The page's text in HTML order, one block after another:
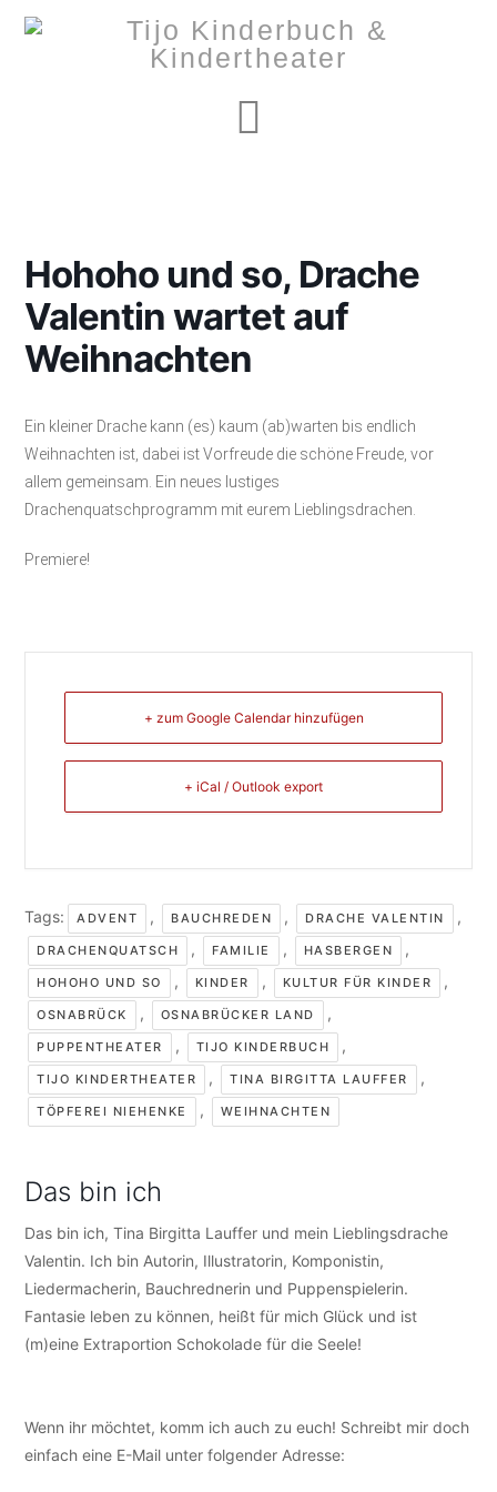
Hohoho und so, Drache
Valentin wartet auf
Weihnachten
Ein kleiner Drache kann (es) kaum (ab)warten bis endlich
Weihnachten ist, dabei ist Vorfreude die schöne Freude, vor
allem gemeinsam. Ein neues lustiges
Drachenquatschprogramm mit eurem Lieblingsdrachen.
Premiere!
+ zum Google Calendar hinzufügen
+ iCal / Outlook export
Tags: ADVENT , BAUCHREDEN , DRACHE VALENTIN ,
DRACHENQUATSCH , FAMILIE , HASBERGEN ,
HOHOHO UND SO , KINDER , KULTUR FÜR KINDER ,
OSNABRÜCK , OSNABRÜCKER LAND ,
PUPPENTHEATER , TIJO KINDERBUCH ,
TIJO KINDERTHEATER , TINA BIRGITTA LAUFFER ,
TÖPFEREI NIEHENKE , WEIHNACHTEN
Das bin ich
Das bin ich, Tina Birgitta Lauffer und mein Lieblingsdrache
Valentin. Ich bin Autorin, Illustratorin, Komponistin,
Liedermacherin, Bauchrednerin und Puppenspielerin.
Fantasie leben zu können, heißt für mich Glück und ist
(m)eine Extraportion Schokolade für die Seele!
Wenn ihr möchtet, komm ich auch zu euch! Schreibt mir doch
einfach eine E-Mail unter folgender Adresse: